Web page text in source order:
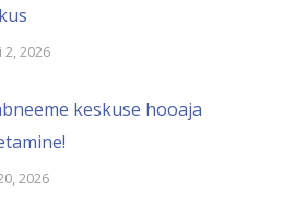
2, 2026
keskuse hooaja
2026